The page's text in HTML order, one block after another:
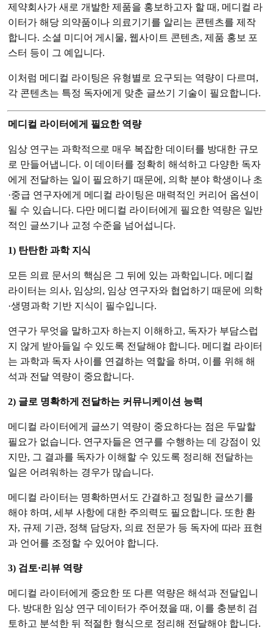
제약회사가 새로 개발한 제품을 홍보하고자 할 때, 메디컬 라
이터가 해당 의약품이나 의료기기를 알리는 콘텐츠를 제작
합니다. 소셜 미디어 게시물, 웹사이트 콘텐츠, 제품 홍보 포
스터 등이 그 예입니다.
이처럼 메디컬 라이팅은 유형별로 요구되는 역량이 다르며,
각 콘텐츠는 특정 독자에게 맞춘 글쓰기 기술이 필요합니다.
메디컬 라이터에게 필요한 역량
임상 연구는 과학적으로 매우 복잡한 데이터를 방대한 규모
로 만들어냅니다. 이 데이터를 정확히 해석하고 다양한 독자
에게 전달하는 일이 필요하기 때문에, 의학 분야 학생이나 초
·중급 연구자에게 메디컬 라이팅은 매력적인 커리어 옵션이
될 수 있습니다. 다만 메디컬 라이터에게 필요한 역량은 일반
적인 글쓰기나 교정 수준을 넘어섭니다.
1) 탄탄한 과학 지식
모든 의료 문서의 핵심은 그 뒤에 있는 과학입니다. 메디컬
라이터는 의사, 임상의, 임상 연구자와 협업하기 때문에 의학
·생명과학 기반 지식이 필수입니다.
연구가 무엇을 말하고자 하는지 이해하고, 독자가 부담스럽
지 않게 받아들일 수 있도록 전달해야 합니다. 메디컬 라이터
는 과학과 독자 사이를 연결하는 역할을 하며, 이를 위해 해
석과 전달 역량이 중요합니다.
2) 글로 명확하게 전달하는 커뮤니케이션 능력
메디컬 라이터에게 글쓰기 역량이 중요하다는 점은 두말할
필요가 없습니다. 연구자들은 연구를 수행하는 데 강점이 있
지만, 그 결과를 독자가 이해할 수 있도록 정리해 전달하는
일은 어려워하는 경우가 많습니다.
메디컬 라이터는 명확하면서도 간결하고 정밀한 글쓰기를
해야 하며, 세부 사항에 대한 주의력도 필요합니다. 또한 환
자, 규제 기관, 정책 담당자, 의료 전문가 등 독자에 따라 표현
과 언어를 조정할 수 있어야 합니다.
3) 검토·리뷰 역량
메디컬 라이터에게 중요한 또 다른 역량은 해석과 전달입니
다. 방대한 임상 연구 데이터가 주어졌을 때, 이를 충분히 검
토하고 분석한 뒤 적절한 형식으로 정리해 전달해야 합니다.